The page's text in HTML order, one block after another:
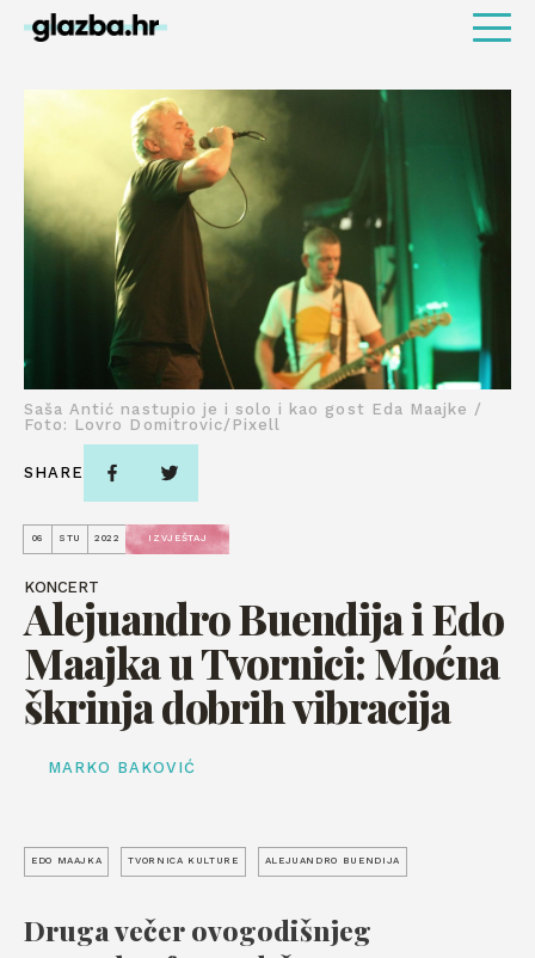
06 STU 2022 IZVJEŠTAJ
KONCERT
Alejuandro Buendija i Edo
Maajka u Tvornici: Moćna
škrinja dobrih vibracija
MARKO BAKOVIĆ
Saša Antić nastupio je i solo i kao gost Eda Maajke /
Foto: Lovro Domitrovic/Pixell
SHARE
EDO MAAJKA TVORNICA KULTURE ALEJUANDRO BUENDIJA
Druga večer ovogodišnjeg